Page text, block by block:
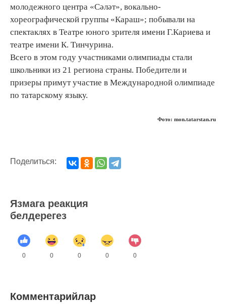
молодежного центра «Сәләт», вокально-
хореографической группы «Караш»; побывали на
спектаклях в Театре юного зрителя имени Г.Кариева и
театре имени К. Тинчурина.
Всего в этом году участниками олимпиады стали
школьники из 21 региона страны. Победители и
призеры примут участие в Международной олимпиаде
по татарскому языку.
Фото: mon.tatarstan.ru
Поделиться:
Язмага реакция
белдерегез
0 0 0 0 0
Комментарийлар